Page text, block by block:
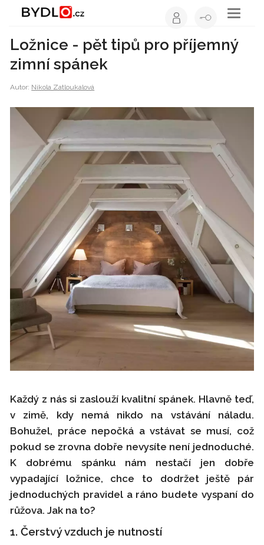
Toggle
Ložnice - pět tipů pro příjemný
zimní spánek
Autor: Nikola Zatloukalová
Každý z nás si zaslouží kvalitní spánek. Hlavně teď,
v zimě, kdy nemá nikdo na vstávání náladu.
Bohužel, práce nepočká a vstávat se musí, což
pokud se zrovna dobře nevysíte není jednoduché.
K dobrému spánku nám nestačí jen dobře
vypadající ložnice, chce to dodržet ještě pár
jednoduchých pravidel a ráno budete vyspaní do
růžova. Jak na to?
1. Čerstvý vzduch je nutností